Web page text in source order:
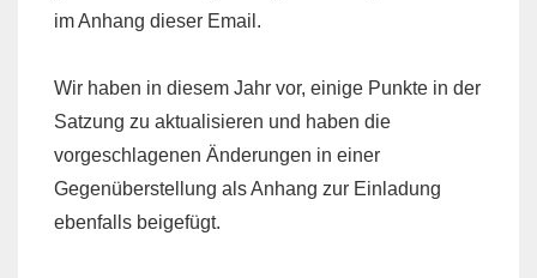
im Anhang dieser Email.
Wir haben in diesem Jahr vor, einige Punkte in der
Satzung zu aktualisieren und haben die
vorgeschlagenen Änderungen in einer
Gegenüberstellung als Anhang zur Einladung
ebenfalls beigefügt.